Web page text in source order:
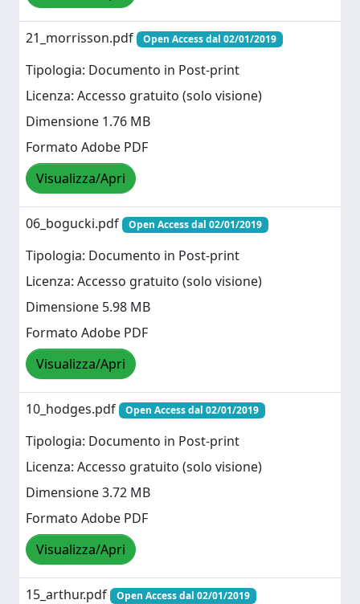
21_morrisson.pdf Open Access dal 02/01/2019
Tipologia: Documento in Post-print
Licenza: Accesso gratuito (solo visione)
Dimensione 1.76 MB
Formato Adobe PDF
Visualizza/Apri
06_bogucki.pdf Open Access dal 02/01/2019
Tipologia: Documento in Post-print
Licenza: Accesso gratuito (solo visione)
Dimensione 5.98 MB
Formato Adobe PDF
Visualizza/Apri
10_hodges.pdf Open Access dal 02/01/2019
Tipologia: Documento in Post-print
Licenza: Accesso gratuito (solo visione)
Dimensione 3.72 MB
Formato Adobe PDF
Visualizza/Apri
15_arthur.pdf Open Access dal 02/01/2019